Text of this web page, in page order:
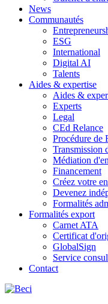
News
Communautés
ESG
International
Digital AI
Talents
Aides & expertise
Aides &
Experts
Legal
CEd Relance
Procédure de
Transmission
Médiation
Financement
Créez votre
Devenez
Formalités
Formalités export
Carnet ATA
Certificat
GlobalSign
Service
Contact